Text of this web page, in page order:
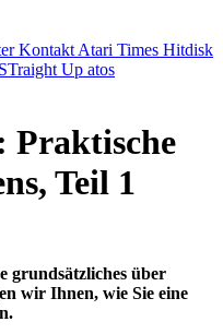
Kontakt Atari Times Hitdisk
STraight Up atos
Praktische
Teil 1
grundsätzliches über
wir Ihnen, wie Sie eine